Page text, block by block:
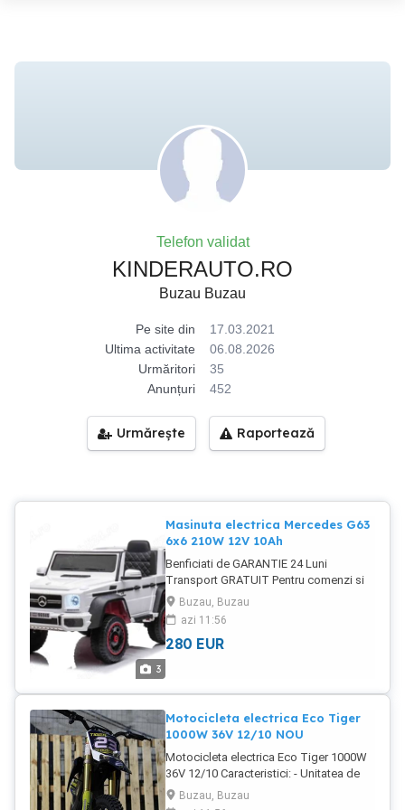
Telefon validat
KINDERAUTO.RO
Buzau Buzau
Pe site din
17.03.2021
Ultima activitate
06.08.2026
Urmăritori
35
Anunțuri
452
Urmărește Raportează
3
Masinuta electrica Mercedes G63
6x6 210W 12V 10Ah
Benficiati de GARANTIE 24 Luni
Transport GRATUIT Pentru comenzi si
info contactati-ne Masinuta electrica
Mercedes G63 6x6 210W 12V 10Ah Roti
moi din cauciuc EVA, silentioase si
confortabile Scaunta tapitat cu piele
fiecare, total 210W la tensiune 12V
Echipata cu baterie reincarcabila 12V
10Ah 2 Usi cu deschidere si siguranta
Compoartiment depozitare spate
Comutator pentru schimbat sensul de
mers inainte inapoi Sistem de iluminat
cu LED, actionat din buton Pornire Oprire
Buzau, Buzau
azi 11:56
280 EUR
Motocicleta electrica Eco Tiger
1000W 36V 12/10 NOU
Motocicleta electrica Eco Tiger 1000W
36V 12/10 Caracteristici: - Unitatea de
comandă programabilă. Viteza, puterea
motorului și mânerul clapetei de
Buzau, Buzau